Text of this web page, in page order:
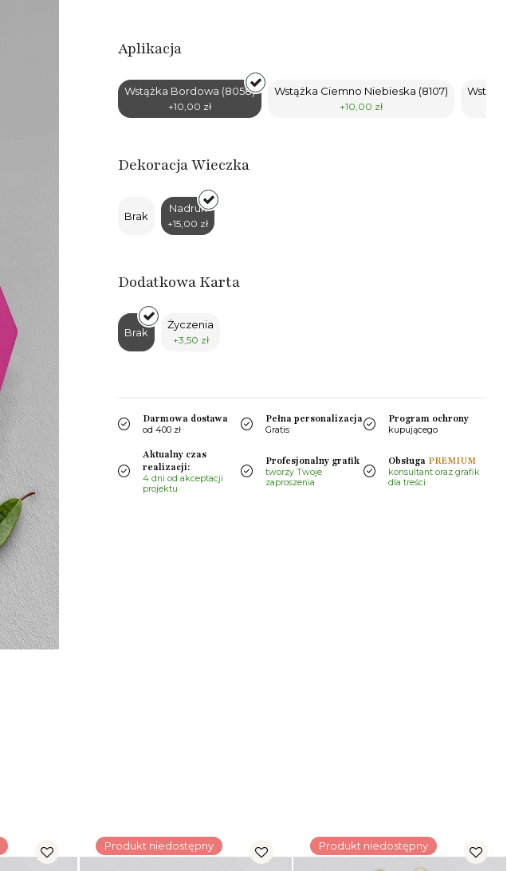
Aplikacja
Wstążka Bordowa (8058)
+10,00 zł
Wstążka Ciemno Niebieska (8107)
+10,00 zł
Dekoracja Wieczka
Brak
Nadruk
+15,00 zł
Dodatkowa Karta
Brak
Życzenia
+3,50 zł
Darmowa dostawa
od 400 zł
Pełna personalizacja
Gratis
Program ochrony
kupującego
Aktualny czas
realizacji:
4 dni od akceptacji
projektu
Profesjonalny grafik
tworzy Twoje
zaproszenia
Obsługa PREMIUM
konsultant oraz grafik
dla treści
Produkt niedostępny Produkt niedostępny